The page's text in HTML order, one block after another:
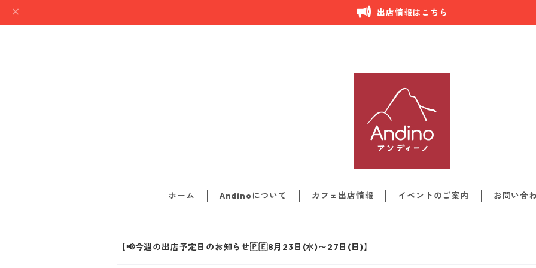
出店情報はこちら
ホーム Andinoについて カフェ出店情報 イベントのご案内 お問い合
【📢今週の出店予定日のお知らせ🇵🇪8月23日(水)〜27日(日)】